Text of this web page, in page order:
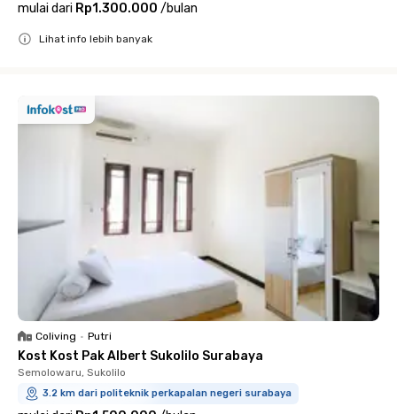
mulai dari Rp1.300.000 /bulan
Lihat info lebih banyak
Coliving • Putri
Kost Kost Pak Albert Sukolilo Surabaya
Semolowaru, Sukolilo
3.2 km dari politeknik perkapalan negeri surabaya